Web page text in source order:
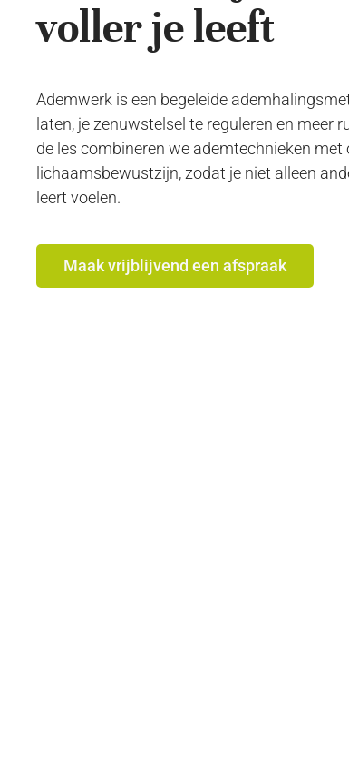
voller je leeft
Ademwerk is een begeleide
laten, je zenuwstelsel te reguleren en meer
de les combineren we ademtechnieken met
lichaamsbewustzijn, zodat je niet alleen
leert voelen.
Maak vrijblijvend een afspraak